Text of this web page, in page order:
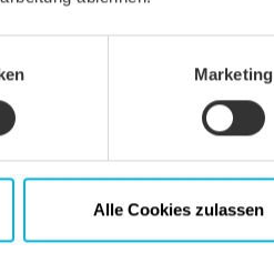
Marketing
Alle Cookies zulassen